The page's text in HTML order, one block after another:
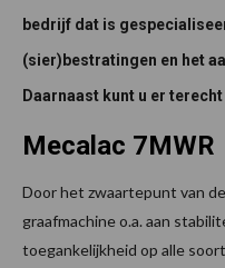
bedrijf dat is
(sier)bestratingen en het
Daarnaast kunt u er
Mecalac 7MWR
Door het zwaartepunt van
graafmachine o.a. aan
toegankelijkheid op alle